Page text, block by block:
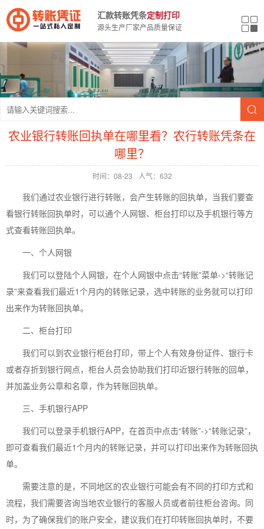
汇款转账凭条定制打印
源头生产厂家产品质量保证
农业银行转账回执单在哪里看？农行转账凭条在
哪里？
时间：08-23 人气：632
我们通过农业银行进行转账，会产生转账的回执单，当我们要查
看银行转账回执单时，可以通个人网银、柜台打印以及手机银行等方
式查看转账回执单。
一、个人网银
我们可以登陆个人网银，在个人网银中点击“转账”菜单->“转账记
录”来查看我们最近1个月内的转账记录，选中转账的业务就可以打印
出来作为转账回执单。
二、柜台打印
我们可以到农业银行柜台打印，带上个人有效身份证件、银行卡
或者存折到银行网点，柜台人员会协助我们打印近银行转账的回单，
并加盖业务公章和名章，作为转账回执单。
三、手机银行APP
我们可以登录手机银行APP，在首页中点击“转账”->“转账记录”，
即可查看我们最近1个月内的转账记录，并可以打印出来作为转账回执
单。
需要注意的是，不同地区的农业银行可能会有不同的打印方式和
流程，我们需要咨询当地农业银行的客服人员或者前往柜台咨询。同
时，为了确保我们的账户安全，建议我们在打印转账回执单时，不要